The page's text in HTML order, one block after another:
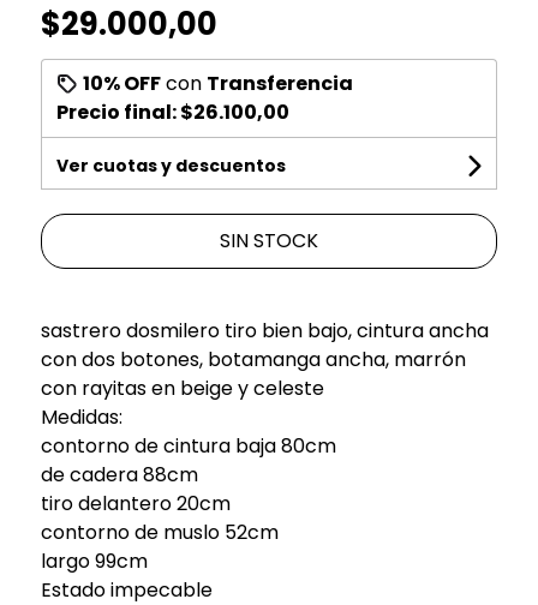
$29.000,00
10% OFFcon Transferencia
Precio final:$26.100,00
Ver cuotas y descuentos
SIN STOCK
sastrero dosmilero tiro bien bajo, cintura ancha
con dos botones, botamanga ancha, marrón
con rayitas en beige y celeste
Medidas:
contorno de cintura baja 80cm
de cadera 88cm
tiro delantero 20cm
contorno de muslo 52cm
largo 99cm
Estado impecable